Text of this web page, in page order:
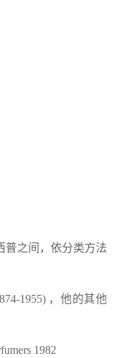
普之间，依分类方法
1955) ，他的其他
1982